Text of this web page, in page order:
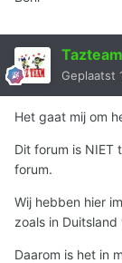
Tazteam
Geplaatst
Het gaat mij om
Dit forum is NIET
forum.
Wij hebben hier
zoals in
Daarom is het in